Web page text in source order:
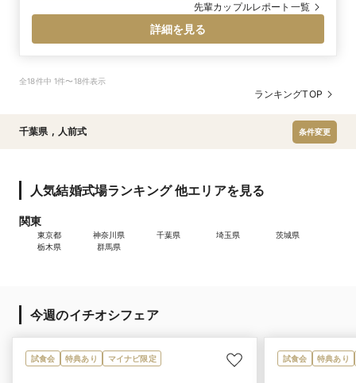
車道 湾岸習志野I.C.から5分 ■千葉方面：東関東自動車道 千葉I.C.から5
先輩カップルレポート一覧
詳細を見る
全18件中 1件〜18件表示
ランキングTOP
千葉県 , 人前式 条件変更
人気結婚式場ランキング 他エリアを見る
関東
東京都 神奈川県 千葉県 埼玉県
茨城県
栃木県
群馬県
今週のイチオシフェア
試食会 特典あり マイナビ限定 試食会 特典あり